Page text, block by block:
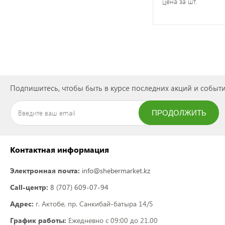
Подпишитесь, чтобы быть в курсе последних акций и
ПРОДОЛЖИТЬ
Контактная информация
Электронная почта: info@shebermarket.kz
Call-центр: 8 (707) 609-07-94
Адрес: г. Актобе, пр. Санкибай-батыра 14/5
График работы: Ежедневно с 09:00 до 21.00